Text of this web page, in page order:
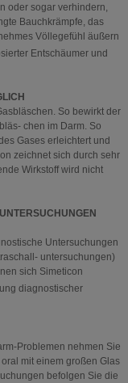
oder sogar verhindern,
Bauchkrämpfe, das
Völlegefühl äußern
Entschäumer und
So bewirkt der
chen im Darm. So
Gases erleichtert und
zeichnet sich durch sehr
Wirkstoff wird nicht
Untersuchungen
untersuchungen)
sich Simeticon
diagnostischer
Problemen nehmen Sie
mit einem großen Glas
befolgen Sie die